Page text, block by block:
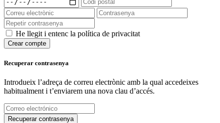
He llegit i entenc la política de privacitat
Crear compte
Recuperar contrasenya
Introdueix l’adreça de correu electrònic amb la qual accedeixes
habitualment i t’enviarem una nova clau d’accés.
Recuperar contrasenya